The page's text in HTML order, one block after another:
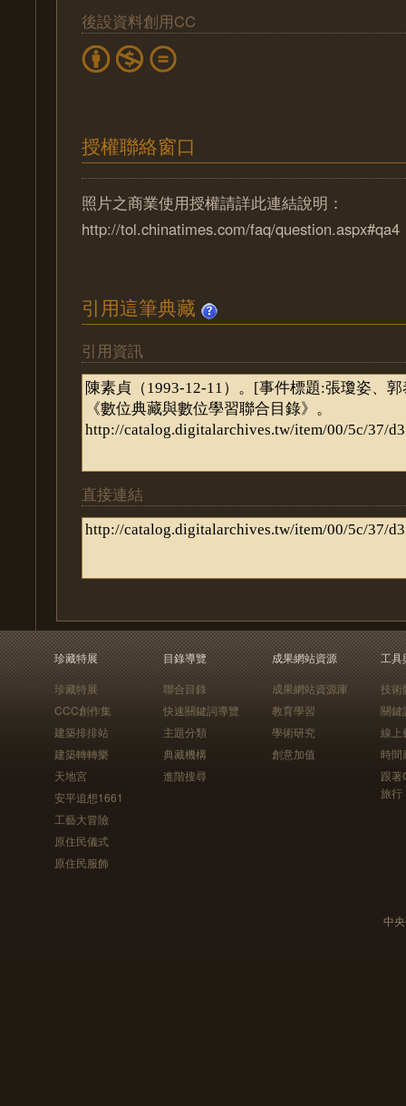
後設資料創用CC
授權聯絡窗口
照片之商業使用授權請詳此連結說明：
http://tol.chinatimes.com/faq/question.aspx#qa4
引用這筆典藏
引用資訊
直接連結
珍藏特展
珍藏特展
CCC創作集
建築排排站
建築轉轉樂
天地宮
安平追想1661
工藝大冒險
原住民儀式
原住民服飾
目錄導覽
聯合目錄
快速關鍵詞導覽
主題分類
典藏機構
進階搜尋
成果網站資源
成果網站資源庫
教育學習
學術研究
創意加值
工具
技術
關鍵
線上
時間
跟
旅行
中